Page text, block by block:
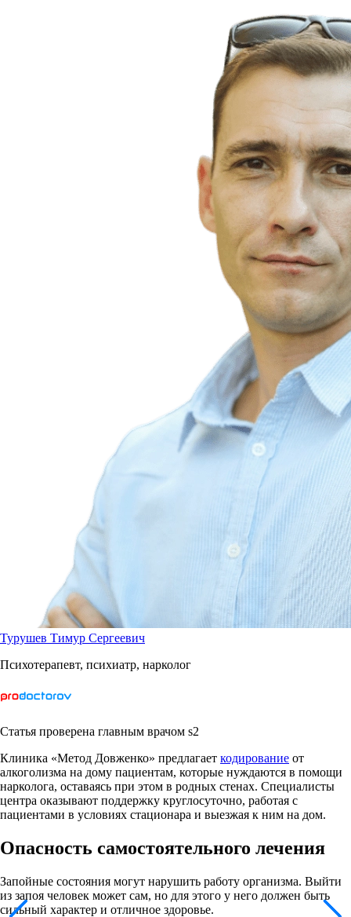
Турушев Тимур Сергеевич
Психотерапевт, психиатр, нарколог
Статья проверена главным врачом s2
Клиника «Метод Довженко» предлагает кодирование от
алкоголизма на дому пациентам, которые нуждаются в помощи
нарколога, оставаясь при этом в родных стенах. Специалисты
центра оказывают поддержку круглосуточно, работая с
пациентами в условиях стационара и выезжая к ним на дом.
Опасность самостоятельного лечения
Запойные состояния могут нарушить работу организма. Выйти
из запоя человек может сам, но для этого у него должен быть
сильный характер и отличное здоровье.